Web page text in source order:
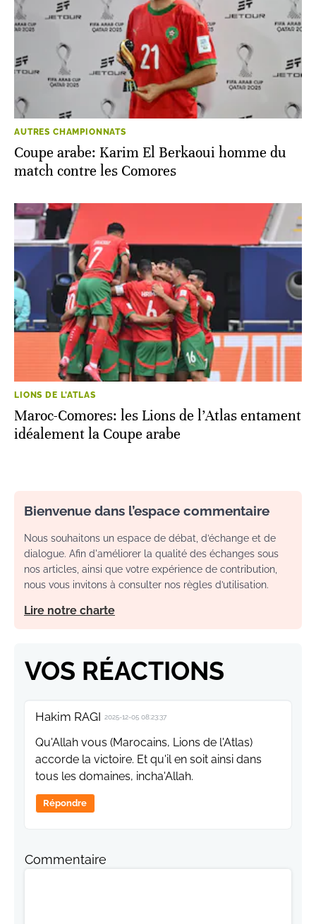
AUTRES CHAMPIONNATS
Coupe arabe: Karim El Berkaoui homme du
match contre les Comores
LIONS DE L'ATLAS
Maroc-Comores: les Lions de l’Atlas entament
idéalement la Coupe arabe
Bienvenue dans l’espace commentaire
Nous souhaitons un espace de débat, d’échange et de
dialogue. Afin d'améliorer la qualité des échanges sous
nos articles, ainsi que votre expérience de contribution,
nous vous invitons à consulter nos règles d’utilisation.
Lire notre charte
VOS RÉACTIONS
Hakim RAGI 2025-12-05 08:23:37
Qu'Allah vous (Marocains, Lions de l'Atlas)
accorde la victoire. Et qu'il en soit ainsi dans
tous les domaines, incha'Allah.
Répondre
Commentaire